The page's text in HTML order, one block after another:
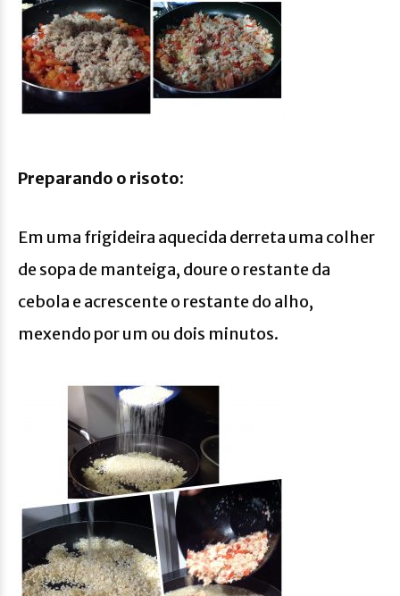
Preparando o risoto:
Em uma frigideira aquecida derreta uma colher
de sopa de manteiga, doure o restante da
cebola e acrescente o restante do alho,
mexendo por um ou dois minutos.